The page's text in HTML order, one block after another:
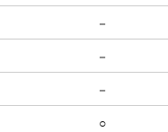
－
－
－
○